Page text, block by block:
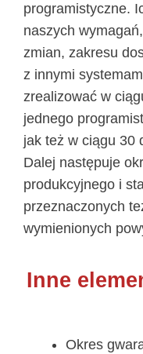
programistyczne.
naszych
zmian, zakresu
z innymi
zrealizować w
jednego
jak też w ciągu 30
Dalej następuje
produkcyjnego i
przeznaczonych
wymienionych
Inne
Okres